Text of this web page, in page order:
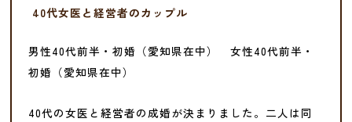
40代女医と経営者のカップル
男性40代前半・初婚（愛知県在中） 女性40代前半・
初婚（愛知県在中）
40代の女医と経営者の成婚が決まりました。二人は同